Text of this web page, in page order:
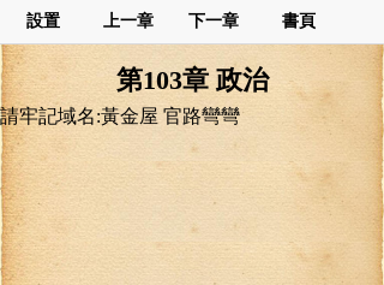
設置 上一章 下一章 書頁
第103章 政治
請牢記域名:黃金屋 官路彎彎